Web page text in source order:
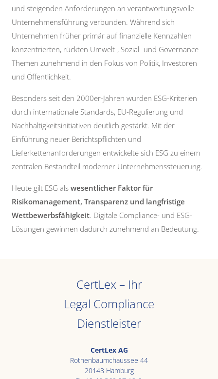
und steigenden Anforderungen an verantwortungsvolle
Unternehmensführung verbunden. Während sich
Unternehmen früher primär auf finanzielle Kennzahlen
konzentrierten, rückten Umwelt-, Sozial- und Governance-
Themen zunehmend in den Fokus von Politik, Investoren
und Öffentlichkeit.
Besonders seit den 2000er-Jahren wurden ESG-Kriterien
durch internationale Standards, EU-Regulierung und
Nachhaltigkeitsinitiativen deutlich gestärkt. Mit der
Einführung neuer Berichtspflichten und
Lieferkettenanforderungen entwickelte sich ESG zu einem
zentralen Bestandteil moderner Unternehmenssteuerung.
Heute gilt ESG als wesentlicher Faktor für
Risikomanagement, Transparenz und langfristige
Wettbewerbsfähigkeit. Digitale Compliance- und ESG-
Lösungen gewinnen dadurch zunehmend an Bedeutung.
CertLex – Ihr
Legal Compliance
Dienstleister
CertLex AG
Rothenbaumchaussee 44
20148 Hamburg